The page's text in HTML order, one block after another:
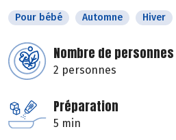
Pour bébé Automne Hiver
Nombre de personnes
2 personnes
Préparation
5 min